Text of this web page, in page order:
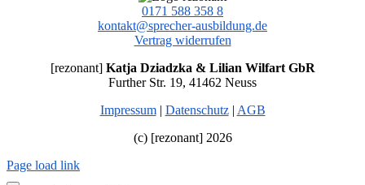
0171 588 358 8
kontakt@sprecher-ausbildung.de
Vertrag widerrufen
[rezonant] Katja Dziadzka & Lilian Wilfart GbR
Further Str. 19, 41462 Neuss
Impressum| Datenschutz| AGB
(c) [rezonant] 2026
Page load link